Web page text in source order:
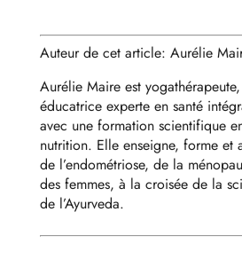
Auteur de cet article: Aurélie
Aurélie Maire est
éducatrice experte en santé
avec une formation scientifique
nutrition. Elle enseigne, forme et
de l’endométriose, de la
des femmes, à la croisée de la
de l’Ayurveda.